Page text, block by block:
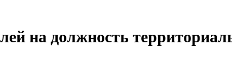
на должность